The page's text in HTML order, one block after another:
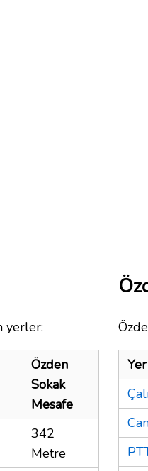
yerler:
Özden
Sokak
Mesafe
342
Metre